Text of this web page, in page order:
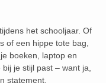
het schooljaar. Of
of een hippe tote bag,
boeken, laptop en
je stijl past – want ja,
statement.